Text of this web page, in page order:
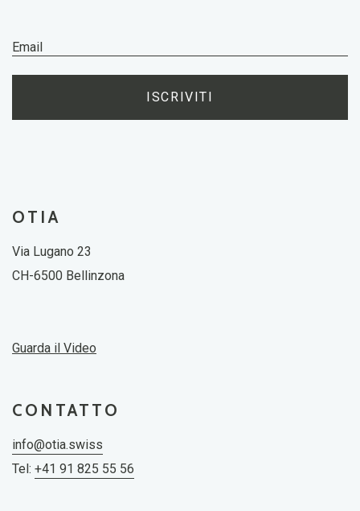
ISCRIVITI
OTIA
Via Lugano 23
CH-6500 Bellinzona
Guarda il Video
CONTATTO
info@otia.swiss
Tel: +41 91 825 55 56